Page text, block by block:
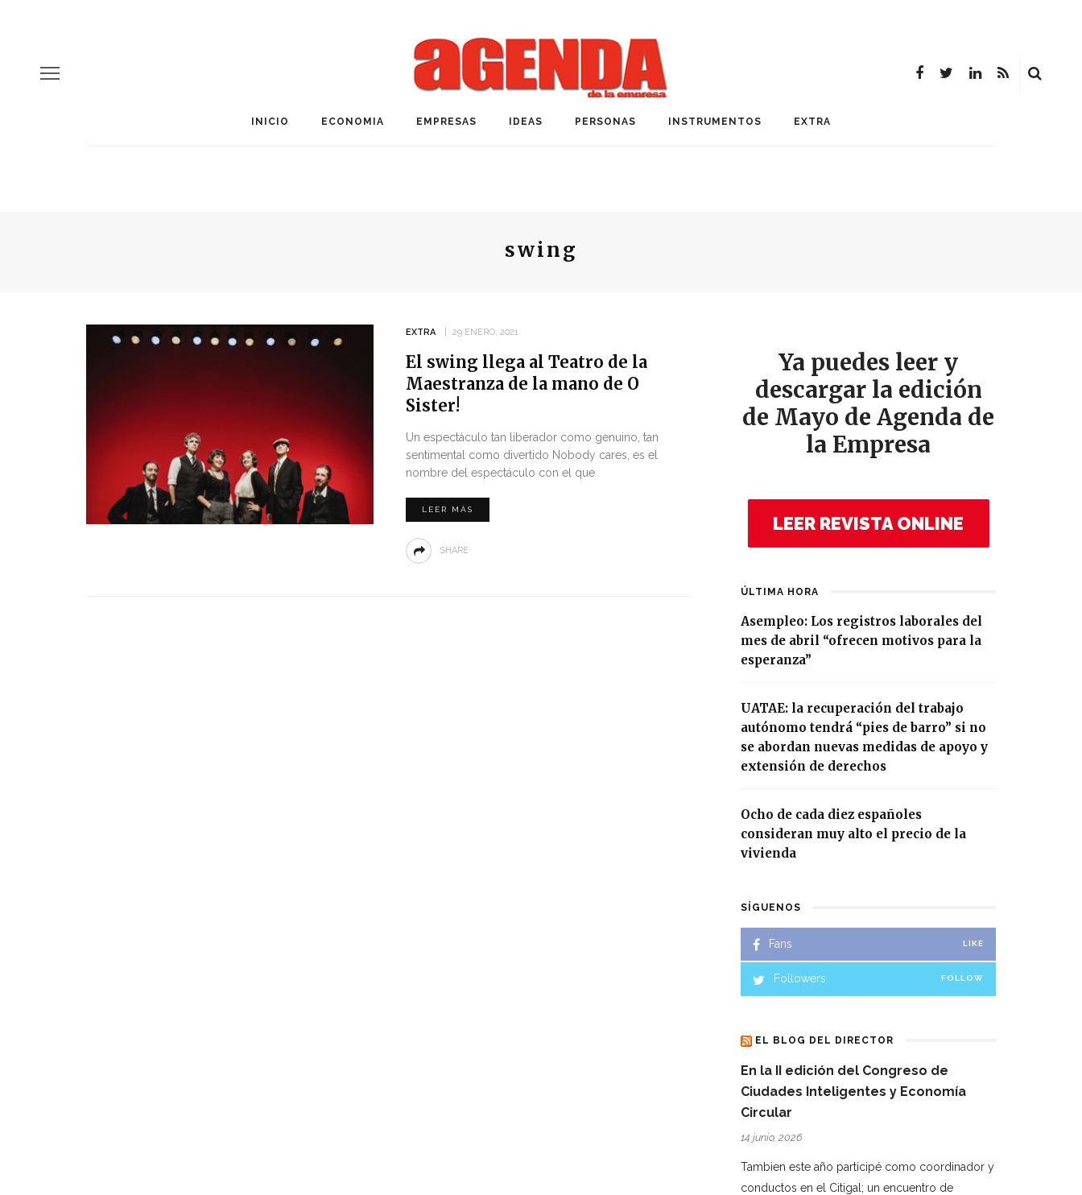
INICIO ECONOMIA EMPRESAS IDEAS PERSONAS INSTRUMENTOS EXTRA
swing
EXTRA 29 ENERO, 2021
El swing llega al Teatro de la
Maestranza de la mano de O
Sister!
Un espectáculo tan liberador como genuino, tan
sentimental como divertido Nobody cares, es el
nombre del espectáculo con el que
LEER MÁS
SHARE
Ya puedes leer y
descargar la edición
de Mayo de Agenda de
la Empresa
LEER REVISTA ONLINE
ÚLTIMA HORA
Asempleo: Los registros laborales del
mes de abril “ofrecen motivos para la
esperanza”
UATAE: la recuperación del trabajo
autónomo tendrá “pies de barro” si no
se abordan nuevas medidas de apoyo y
extensión de derechos
Ocho de cada diez españoles
consideran muy alto el precio de la
vivienda
SÍGUENOS
Fans LIKE
Followers FOLLOW
EL BLOG DEL DIRECTOR
En la II edición del Congreso de
Ciudades Inteligentes y Economía
Circular
14 junio, 2026
Tambien este año participé como coordinador y
conductos en el Citigal; un encuentro de